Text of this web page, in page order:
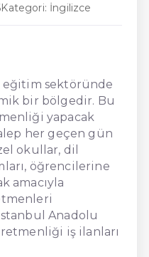
Kategori: İngilizce
eğitim sektöründe
bir bölgedir. Bu
yapacak
her geçen gün
okullar, dil
öğrencilerine
amacıyla
Anadolu
iş ilanları